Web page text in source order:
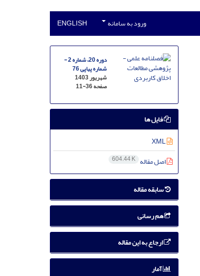
ورود به سامانه ENGLISH
دوره 20، شماره 2 -
شماره پیاپی 76
شهریور 1403
صفحه11-36
فایل ها
XML
اصل مقاله 604.44 K
سابقه مقاله
هم رسانی
ارجاع به این مقاله
آمار